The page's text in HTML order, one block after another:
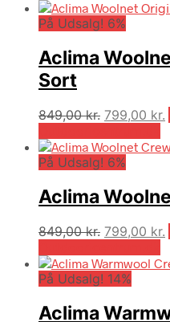
På Udsalg! 6%
Aclima
Sort
849,00kr. Den
pris
var:
799,00 kr.
På Udsalg! 6%
Aclima
849,00kr. Den
pris
var:
799,00 kr.
På Udsalg! 14%
Aclima